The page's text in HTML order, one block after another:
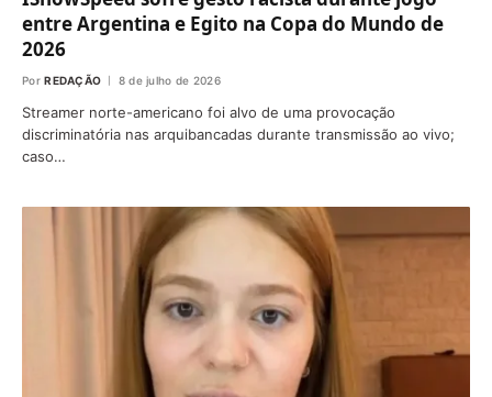
entre Argentina e Egito na Copa do Mundo de
2026
Por REDAÇÃO 8 de julho de 2026
Streamer norte-americano foi alvo de uma provocação
discriminatória nas arquibancadas durante transmissão ao vivo;
caso…